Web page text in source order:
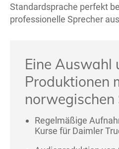
Standardsprache perfekt
professionelle Sprecher
Eine Auswahl
Produktionen
norwegischen
Regelmäßige
Kurse für Daimler